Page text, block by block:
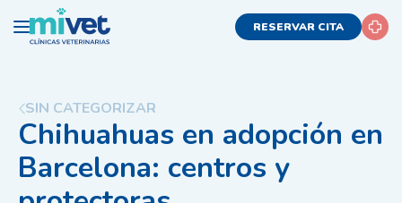
RESERVAR CITA
SIN CATEGORIZAR
Chihuahuas en adopción en
Barcelona: centros y